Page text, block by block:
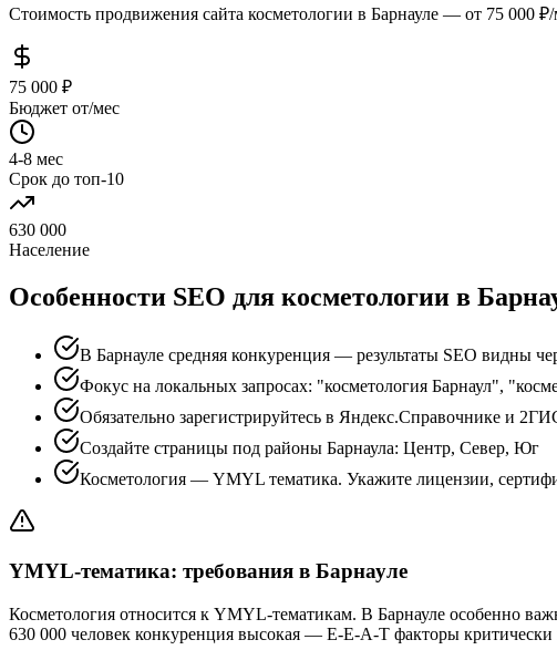
Стоимость продвижения сайта косметологии в Барнауле — от 75
75 000 ₽
Бюджет от/мес
4-8 мес
Срок до топ-10
630 000
Население
Особенности SEO для косметологии в
В Барнауле средняя конкуренция — результаты SEO видны
Фокус на локальных запросах: "косметология Барнаул",
Обязательно зарегистрируйтесь в Яндекс.Справочнике и
Создайте страницы под районы Барнаула: Центр, Север, Юг
Косметология — YMYL тематика. Укажите лицензии,
YMYL-тематика: требования в Барнауле
Косметология относится к YMYL-тематикам. В Барнауле особенно
630 000 человек конкуренция высокая — E-E-A-T факторы